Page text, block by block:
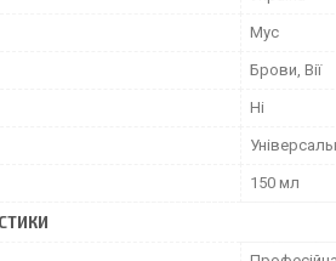
Мус
Брови, Вії
Ні
150 мл